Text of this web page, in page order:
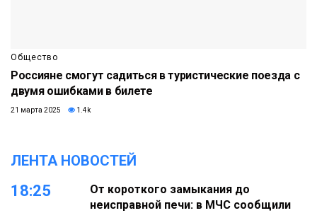
Общество
Россияне смогут садиться в туристические поезда с
двумя ошибками в билете
21 марта 2025 1.4k
ЛЕНТА НОВОСТЕЙ
18:25
От короткого замыкания до
неисправной печи: в МЧС сообщили